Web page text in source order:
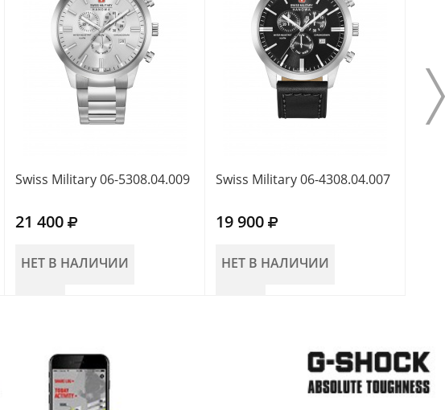
Swiss Military 06-5308.04.009
21 400
НЕТ В НАЛИЧИИ
Swiss Military 06-4308.04.007
19 900
НЕТ В НАЛИЧИИ